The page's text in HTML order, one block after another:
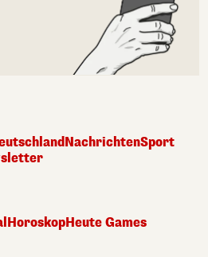
NachrichtenSport
HoroskopHeute Games